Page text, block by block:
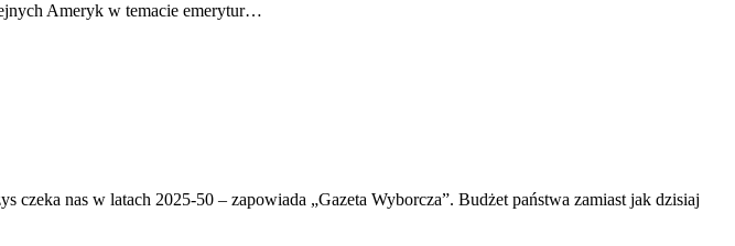
Ameryk w temacie emerytur…
nas w latach 2025-50 – zapowiada „Gazeta Wyborcza”. Budżet państwa zamiast jak dzisiaj